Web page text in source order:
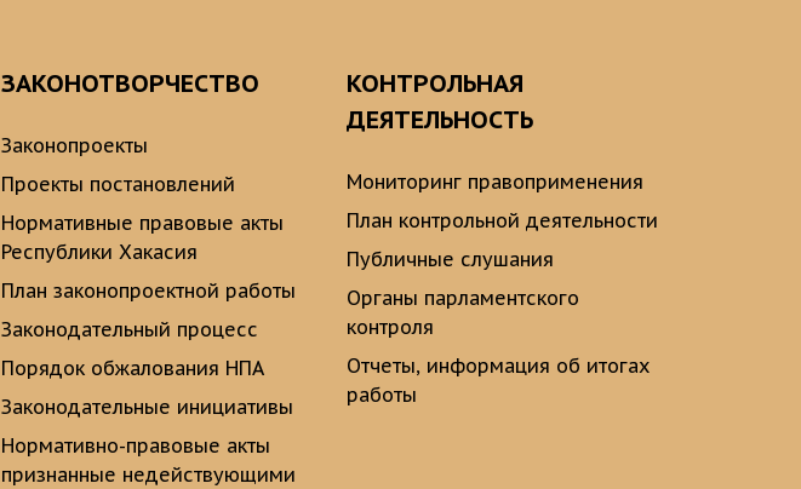
ЗАКОНОТВОРЧЕСТВО
Законопроекты
Проекты постановлений
Нормативные правовые акты
Республики Хакасия
План законопроектной работы
Законодательный процесс
Порядок обжалования НПА
Законодательные инициативы
Нормативно-правовые акты
признанные недействующими
КОНТРОЛЬНАЯ
ДЕЯТЕЛЬНОСТЬ
Мониторинг правоприменения
План контрольной деятельности
Публичные слушания
Органы парламентского
контроля
Отчеты, информация об итогах
работы